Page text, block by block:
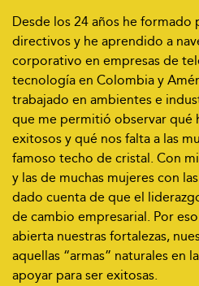
Desde los 24 años he
directivos y he aprendido a
corporativo en empresas de
tecnología en Colombia y
trabajado en ambientes e
que me permitió observar qué
exitosos y qué nos falta a las
famoso techo de cristal. Con
y las de muchas mujeres con
dado cuenta de que el
de cambio empresarial. Por
abierta nuestras fortalezas,
aquellas “armas” naturales en
apoyar para ser exitosas.